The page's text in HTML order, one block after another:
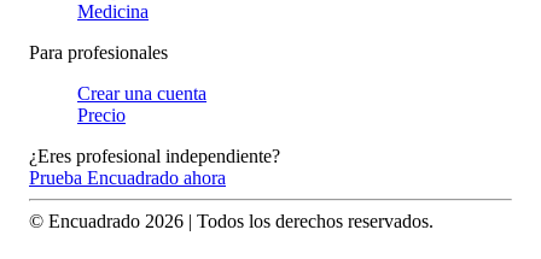
Medicina
Para profesionales
Crear una cuenta
Precio
¿Eres profesional independiente?
Prueba Encuadrado ahora
© Encuadrado 2026 | Todos los derechos reservados.